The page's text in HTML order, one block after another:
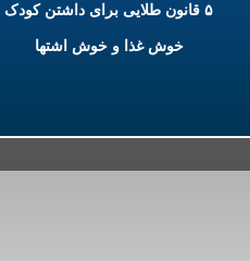
۵ قانون طلایی برای داشتن کودک
خوش غذا و خوش اشتها